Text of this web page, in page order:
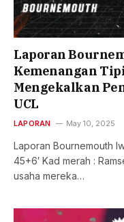
Laporan
Kemenangan
Mengekalkan
UCL
LAPORAN May 10, 2025
Laporan Bournemouth
45+6′ Kad merah :
usaha mereka…